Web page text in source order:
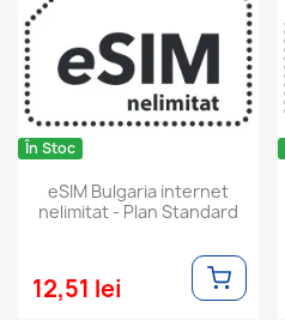
În Stoc
eSIM Bulgaria internet
nelimitat - Plan Standard
12,51 lei